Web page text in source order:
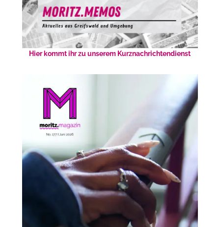
Hier kommt ihr zu unserem Kurznachrichtendienst